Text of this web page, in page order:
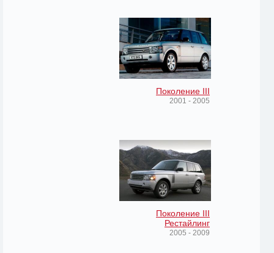
Поколение III
2001 - 2005
Поколение III
Рестайлинг
2005 - 2009